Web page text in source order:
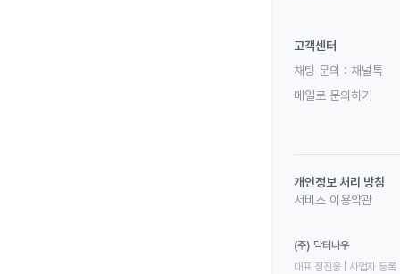
고객센터
채팅 문의 : 채널톡
메일로 문의하기
개인정보 처리 방침
서비스 이용약관
(주) 닥터나우
대표 정진웅 | 사업자